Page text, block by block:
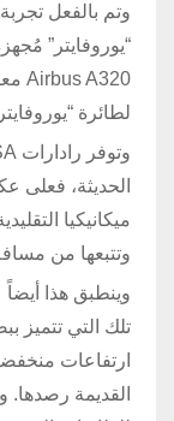
وتم بالفعل
“يوروفايتر”
لطائرة
الحديثة، فعلى
وتتبعها من
وينطبق هذا
تلك التي تتميز
ارتفاعات
القديمة رصدها.